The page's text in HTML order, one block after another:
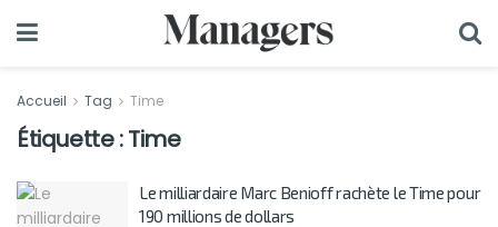
Accueil Tag Time
Étiquette :Time
Le milliardaire Marc Benioff rachète le Time pour
190 millions de dollars